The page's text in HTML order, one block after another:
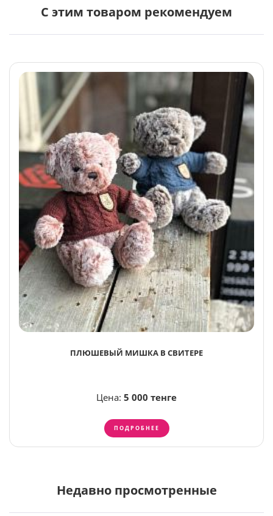
С этим товаром рекомендуем
ПЛЮШЕВЫЙ МИШКА В СВИТЕРЕ
Цена: 5 000 тенге
ПОДРОБНЕЕ
Недавно просмотренные